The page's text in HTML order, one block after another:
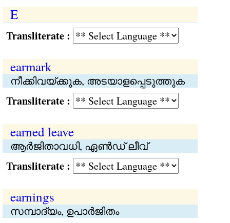
E
:
earmark
നീക്കിവയ്ക്കുക, അടയാളപ്പെടുത്തുക
:
earned leave
ആര്‍ജിതാവധി, ഏണ്‍ഡ് ലീവ്
:
earnings
സമ്പാദ്യം, ഉപാര്‍ജിതം